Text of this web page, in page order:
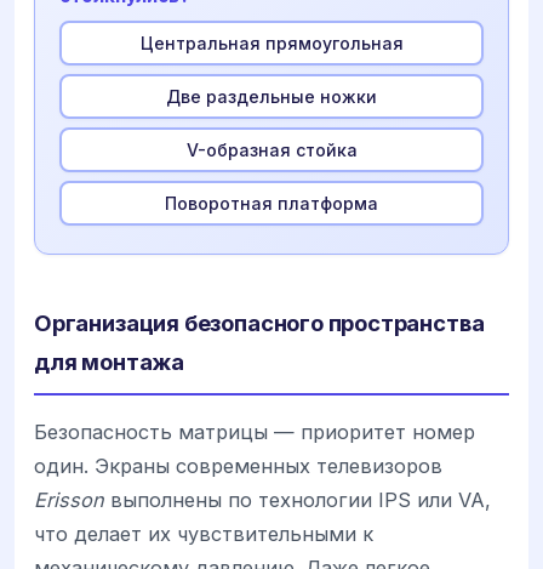
Центральная прямоугольная
Две раздельные ножки
V-образная стойка
Поворотная платформа
Организация безопасного пространства
для монтажа
Безопасность матрицы — приоритет номер
один. Экраны современных телевизоров
Erisson выполнены по технологии IPS или VA,
что делает их чувствительными к